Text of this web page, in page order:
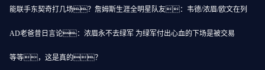
能联手东契奇打几场？詹姆斯生涯全明星队友：韦德/浓眉/欧文在列
AD老爸昔日言论：浓眉永不去绿军 为绿军付出心血的下场是被交易
等等，这是真的？